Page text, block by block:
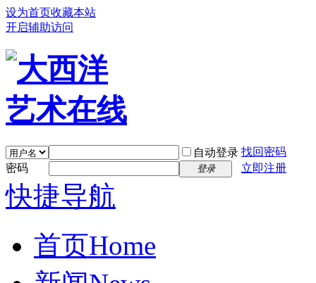
设为首页收藏本站
开启辅助访问
自动登录 找回密码
密码
登录 立即注册
快捷导航
首页Home